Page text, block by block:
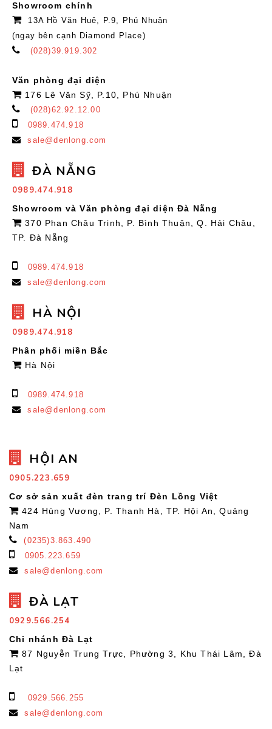
Showroom chính
13A Hồ Văn Huê, P.9, Phú Nhuận
(ngay bên cạnh Diamond Place)
(028)39.919.302
Văn phòng đại diện
176 Lê Văn Sỹ, P.10, Phú Nhuận
(028)62.92.12.00
0989.474.918
sale@denlong.com
ĐÀ NẴNG
0989.474.918
Showroom và Văn phòng đại diện Đà Nẵng
370 Phan Châu Trinh, P. Bình Thuận, Q. Hải Châu,
TP. Đà Nẵng
0989.474.918
sale@denlong.com
HÀ NỘI
0989.474.918
Phân phối miền Bắc
Hà Nội
0989.474.918
sale@denlong.com
HỘI AN
0905.223.659
Cơ sở sản xuất đèn trang trí Đèn Lồng Việt
424 Hùng Vương, P. Thanh Hà, TP. Hội An, Quảng
Nam
(0235)3.863.490
0905.223.659
sale@denlong.com
ĐÀ LẠT
0929.566.254
Chi nhánh Đà Lạt
87 Nguyễn Trung Trực, Phường 3, Khu Thái Lâm, Đà
Lạt
0929.566.255
sale@denlong.com